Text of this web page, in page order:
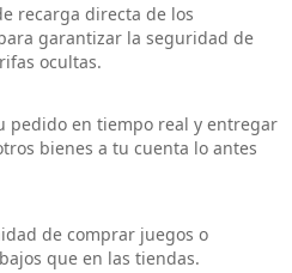
recarga directa de los
garantizar la seguridad de
ocultas.
pedido en tiempo real y entregar
bienes a tu cuenta lo antes
de comprar juegos o
que en las tiendas.